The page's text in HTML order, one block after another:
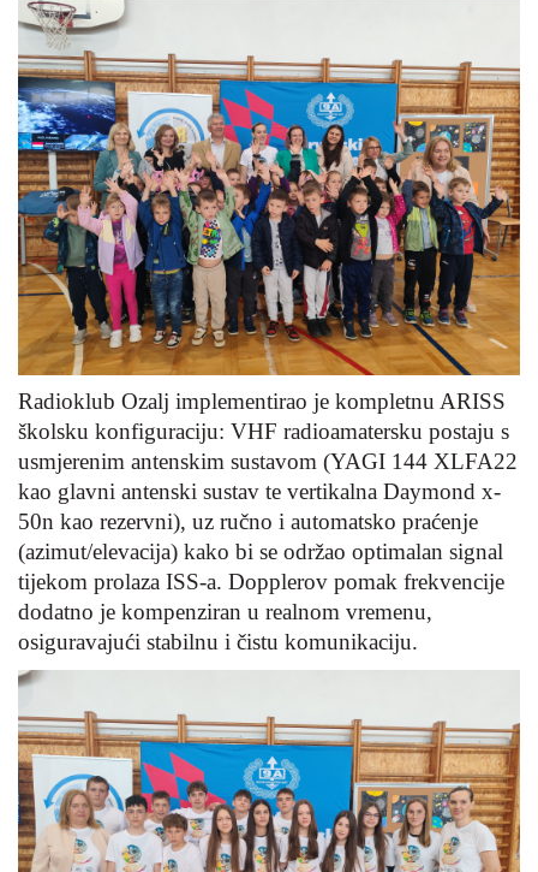
Radioklub Ozalj implementirao je kompletnu ARISS
školsku konfiguraciju: VHF radioamatersku postaju s
usmjerenim antenskim sustavom (YAGI 144 XLFA22
kao glavni antenski sustav te vertikalna Daymond x-
50n kao rezervni), uz ručno i automatsko praćenje
(azimut/elevacija) kako bi se održao optimalan signal
tijekom prolaza ISS-a. Dopplerov pomak frekvencije
dodatno je kompenziran u realnom vremenu,
osiguravajući stabilnu i čistu komunikaciju.